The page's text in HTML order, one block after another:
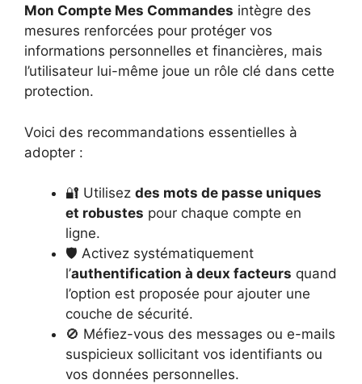
Mon Compte Mes Commandes intègre des
mesures renforcées pour protéger vos
informations personnelles et financières, mais
l’utilisateur lui-même joue un rôle clé dans cette
protection.
Voici des recommandations essentielles à
adopter :
🔐 Utilisez des mots de passe uniques
et robustes pour chaque compte en
ligne.
🛡️ Activez systématiquement
l’authentification à deux facteurs quand
l’option est proposée pour ajouter une
couche de sécurité.
🚫 Méfiez-vous des messages ou e-mails
suspicieux sollicitant vos identifiants ou
vos données personnelles.